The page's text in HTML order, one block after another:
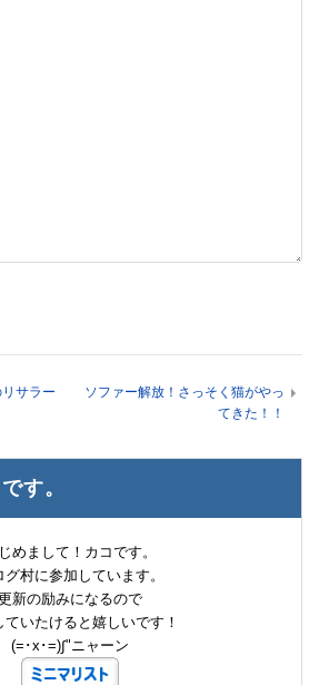
サラー
ソファー解放！さっそく猫がやっ
てきた！！
す。
めまして！カコです。
グ村に参加しています。
新の励みになるので
ていたけると嬉しいです！
(=･x･=)∫"ニャーン